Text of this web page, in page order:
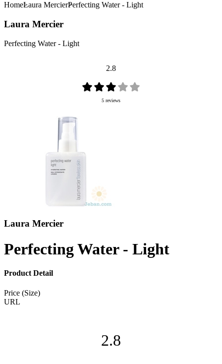
HomeLaura MercierPerfecting Water - Light
Laura Mercier
Perfecting Water - Light
2.8
5 reviews
Laura Mercier
Perfecting Water - Light
Product Detail
Price (Size)
URL
2.8